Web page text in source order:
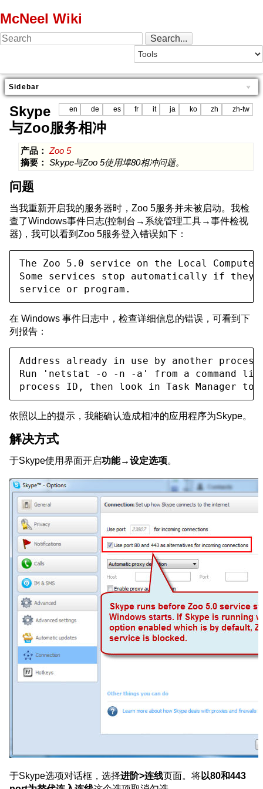
McNeel Wiki
Sidebar
en de es fr it ja ko zh zh-tw
Skype
与Zoo服务相冲
产品：
Zoo 5
摘要：
Skype与Zoo 5使用埠80相冲问题。
问题
当我重新开启我的服务器时，Zoo 5服务并未被启动。我检
查了Windows事件日志(控制台→系统管理工具→事件检视
器)，我可以看到Zoo 5服务登入错误如下：
The Zoo 5.0 service on the Local
Some services stop automatically if they
service or program.
在 Windows 事件日志中，检查详细信息的错误，可看到下
列报告：
Address already in use by another
Run 'netstat -o -n -a' from a command
process ID, then look in Task Manager
依照以上的提示，我能确认造成相冲的应用程序为Skype。
解决方式
于Skype使用界面开启功能→设定选项。
于Skype选项对话框，选择进阶>连线页面。将以80和443